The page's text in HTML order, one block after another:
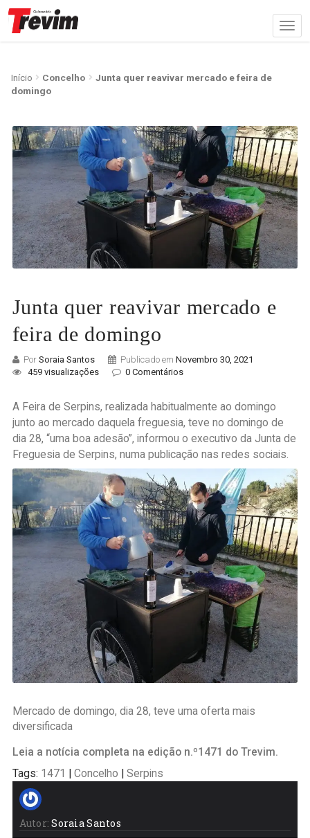
Início Concelho
Junta quer reavivar mercado e feira de
domingo
Junta quer reavivar mercado e
feira de domingo
Por Soraia Santos Publicado em Novembro 30, 2021
459 visualizações
0 Comentários
A Feira de Serpins, realizada habitualmente ao domingo
junto ao mercado daquela freguesia, teve no domingo de
dia 28, “uma boa adesão”, informou o executivo da Junta de
Freguesia de Serpins, numa publicação nas redes sociais.
Mercado de domingo, dia 28, teve uma oferta mais
diversificada
Leia a notícia completa na edição n.º1471 do Trevim.
Tags: 1471 Concelho Serpins
Autor: Soraia Santos